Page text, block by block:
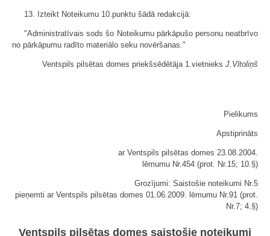
13. Izteikt Noteikumu 10.punktu šādā redakcijā:
"Administratīvais sods šo Noteikumu pārkāpušo personu neatbrīvo
no pārkāpumu radīto materiālo seku novēršanas."
Ventspils pilsētas domes priekšsēdētāja 1.vietnieks J.Vītoliņš
Pielikums
Apstiprināts
ar Ventspils pilsētas domes 23.08.2004.
lēmumu Nr.454 (prot. Nr.15; 10.§)
Grozījumi: Saistošie noteikumi Nr.5
pieņemti ar Ventspils pilsētas domes 01.06.2009. lēmumu Nr.91 (prot.
Nr.7; 4.§)
Ventspils pilsētas domes saistošie noteikumi